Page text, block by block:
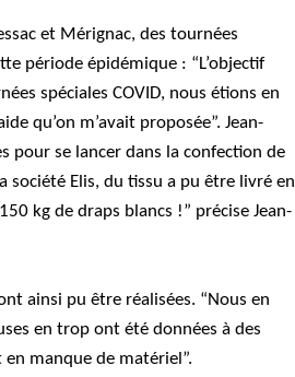
et Mérignac, des tournées
période épidémique : “L’objectif
spéciales COVID, nous étions en
qu’on m’avait proposée”. Jean-
pour se lancer dans la confection de
société Elis, du tissu a pu être livré en
kg de draps blancs !” précise Jean-
ainsi pu être réalisées. “Nous en
en trop ont été données à des
manque de matériel”.